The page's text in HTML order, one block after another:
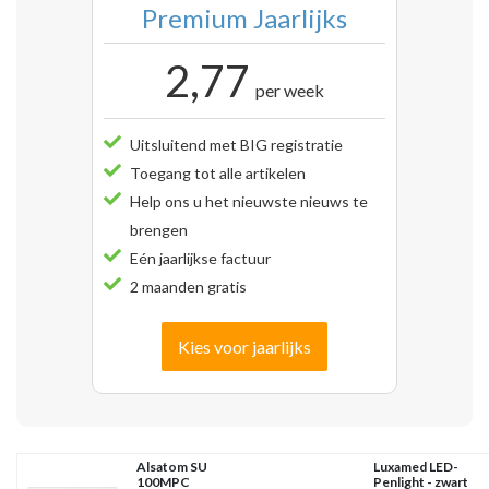
Premium Jaarlijks
2,77 per week
Uitsluitend met BIG registratie
Toegang tot alle artikelen
Help ons u het nieuwste nieuws te
brengen
Eén jaarlijkse factuur
2 maanden gratis
Kies voor jaarlijks
Alsatom SU
100MPC
Luxamed LED-
Penlight - zwart